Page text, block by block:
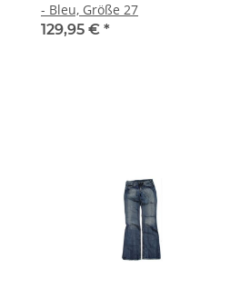
- Bleu, Größe 27
129,95 € *